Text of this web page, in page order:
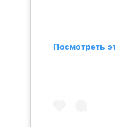
Посмотреть